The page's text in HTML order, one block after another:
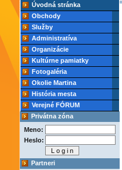
Úvodná stránka
Obchody
Služby
Administratíva
Organizácie
Kultúrne pamiatky
Fotogaléria
Okolie Martina
História mesta
Verejné FÓRUM
Privátna zóna
Meno:
Heslo:
Partneri